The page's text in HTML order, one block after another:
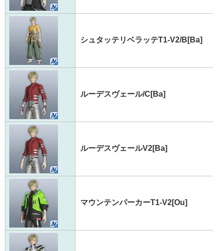
シュタッテリベラッテT1-V2/B[Ba]
ルーデスヴェール/C[Ba]
ルーデスヴェールV2[Ba]
マウンテンパーカーT1-V2[Ou]